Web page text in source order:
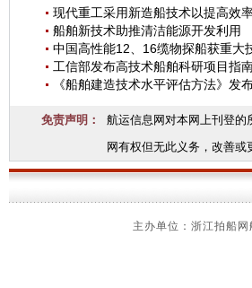
现代重工采用新造船技术以提高效
船舶新技术助推清洁能源开发利用
中国高性能12、16缆物探船获重大
工信部发布高技术船舶科研项目指
《船舶建造技术水平评估方法》发
免责声明：
航运信息网对本网上刊登的
网有权但无此义务，改善
主办单位：浙江拍船